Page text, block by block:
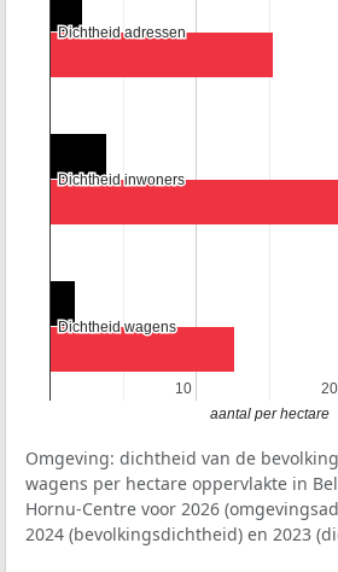
10
10 20
20
Dichtheid adressen
Dichtheid adressen
Dichtheid inwoners
Dichtheid inwoners
Dichtheid wagens
Dichtheid wagens
aantal per hectare
Omgeving: dichtheid van de
wagens per hectare oppervlakte in
Hornu-Centre voor 2026
2024 (bevolkingsdichtheid) en 2023